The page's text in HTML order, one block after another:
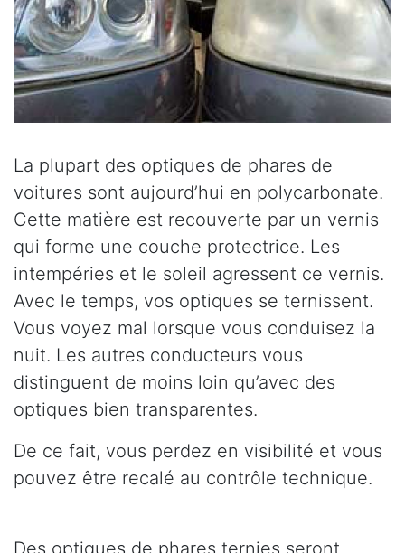
La plupart des optiques de phares de
voitures sont aujourd’hui en polycarbonate.
Cette matière est recouverte par un vernis
qui forme une couche protectrice. Les
intempéries et le soleil agressent ce vernis.
Avec le temps, vos optiques se ternissent.
Vous voyez mal lorsque vous conduisez la
nuit. Les autres conducteurs vous
distinguent de moins loin qu’avec des
optiques bien transparentes.
De ce fait, vous perdez en visibilité et vous
pouvez être recalé au contrôle technique.